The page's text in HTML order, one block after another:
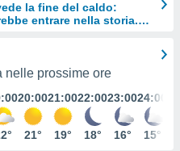
la fine del caldo:
entrare nella storia.
nelle prossime ore
20:00
21°
21:00
19°
22:00
18°
23:00
16°
24:00
15°